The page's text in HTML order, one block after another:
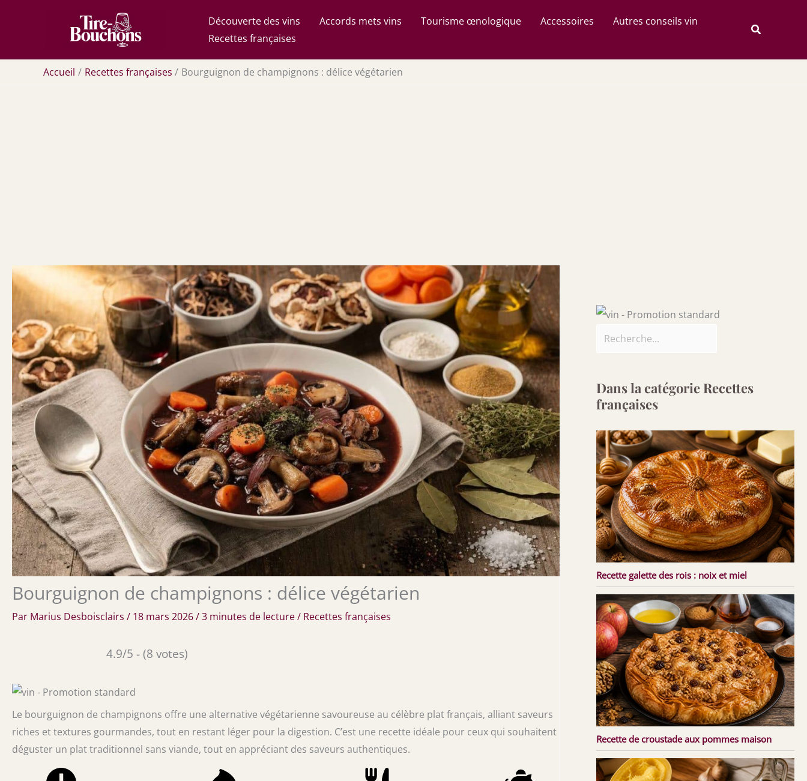
Découverte des vins Accords mets vins Tourisme œnologique Accessoires
Autres conseils vin
Recettes françaises
Rechercher
Accueil Recettes françaises Bourguignon de champignons : délice végétarien
Bourguignon de champignons : délice végétarien
Par Marius Desboisclairs / 18 mars 2026/3 minutes de lecture/ Recettes françaises
4.9/5 - (8 votes)
Le bourguignon de champignons offre une alternative végétarienne savoureuse au célèbre plat français, alliant saveurs
riches et textures gourmandes, tout en restant léger pour la digestion. C’est une recette idéale pour ceux qui souhaitent
déguster un plat traditionnel sans viande, tout en appréciant des saveurs authentiques.
Dans la catégorie Recettes
françaises
Recette galette des rois : noix et miel
Recette de croustade aux pommes maison